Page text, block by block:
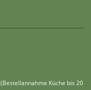
(Bestellannahme Küche bis 20